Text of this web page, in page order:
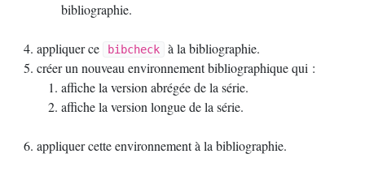
bibliographie.
appliquer ce bibcheck
à la bibliographie.
créer un nouveau environnement bibliographique qui :
affiche la version abrégée de la série.
affiche la version longue de la série.
appliquer cette environnement à la bibliographie.